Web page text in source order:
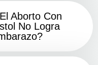
Aborto Con
No Logra